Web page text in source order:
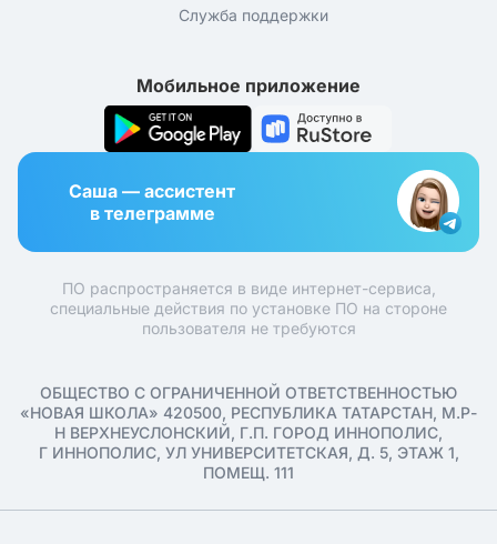
Служба поддержки
Мобильное приложение
Саша — ассистент
в телеграмме
ПО распространяется в виде интернет-сервиса,
специальные действия по установке ПО на стороне
пользователя не требуются
ОБЩЕСТВО С ОГРАНИЧЕННОЙ ОТВЕТСТВЕННОСТЬЮ
«НОВАЯ ШКОЛА» 420500, РЕСПУБЛИКА ТАТАРСТАН, М.Р-
Н ВЕРХНЕУСЛОНСКИЙ, Г.П. ГОРОД ИННОПОЛИС,
Г ИННОПОЛИС, УЛ УНИВЕРСИТЕТСКАЯ, Д. 5, ЭТАЖ 1,
ПОМЕЩ. 111